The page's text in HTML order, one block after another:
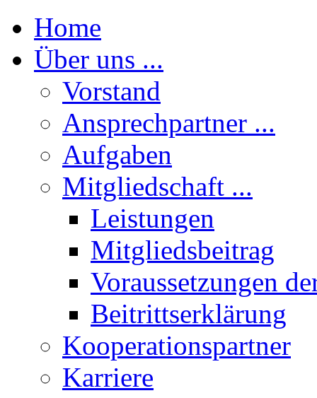
Home
Über uns ...
Vorstand
Ansprechpartner ...
Aufgaben
Mitgliedschaft ...
Leistungen
Mitgliedsbeitrag
Voraussetzungen
Beitrittserklärung
Kooperationspartner
Karriere